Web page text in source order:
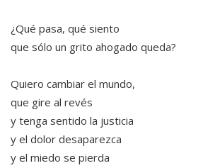
¿Qué pasa, qué siento
que sólo un grito ahogado queda?
Quiero cambiar el mundo,
que gire al revés
y tenga sentido la justicia
y el dolor desaparezca
y el miedo se pierda